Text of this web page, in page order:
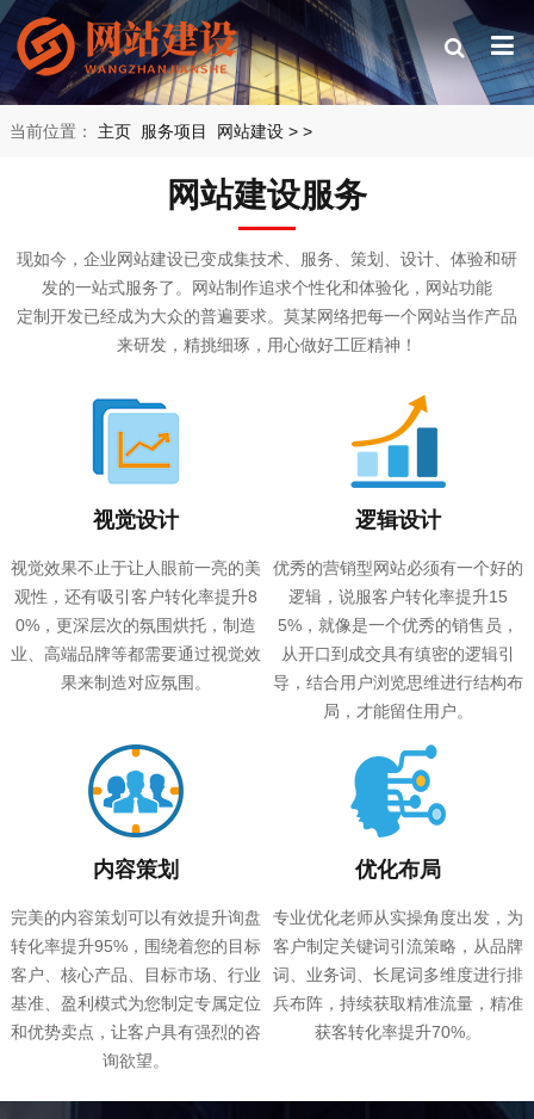
当前位置： 主页 >
服务项目 >
网站建设
网站建设服务
现如今，企业网站建设已变成集技术、服务、策划、设计、体验和研
发的一站式服务了。网站制作追求个性化和体验化，网站功能
定制开发已经成为大众的普遍要求。莫某网络把每一个网站当作产品
来研发，精挑细琢，用心做好工匠精神！
视觉设计
视觉效果不止于让人眼前一亮的美
观性，还有吸引客户转化率提升8
0%，更深层次的氛围烘托，制造
业、高端品牌等都需要通过视觉效
果来制造对应氛围。
逻辑设计
优秀的营销型网站必须有一个好的
逻辑，说服客户转化率提升15
5%，就像是一个优秀的销售员，
从开口到成交具有缜密的逻辑引
导，结合用户浏览思维进行结构布
局，才能留住用户。
内容策划
完美的内容策划可以有效提升询盘
转化率提升95%，围绕着您的目标
客户、核心产品、目标市场、行业
基准、盈利模式为您制定专属定位
和优势卖点，让客户具有强烈的咨
询欲望。
优化布局
专业优化老师从实操角度出发，为
客户制定关键词引流策略，从品牌
词、业务词、长尾词多维度进行排
兵布阵，持续获取精准流量，精准
获客转化率提升70%。